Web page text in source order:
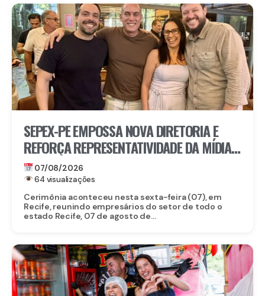
SEPEX-PE EMPOSSA NOVA DIRETORIA E
REFORÇA REPRESENTATIVIDADE DA MÍDIA
EXTERIOR EM PERNAMBUCO
07/08/2026
64 visualizações
Cerimônia aconteceu nesta sexta-feira (07), em
Recife, reunindo empresários do setor de todo o
estado Recife, 07 de agosto de...